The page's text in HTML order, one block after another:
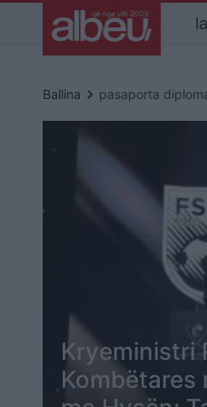
Ballina keyboard_arrow_right pasaporta
Kryeministri
Kombëtares